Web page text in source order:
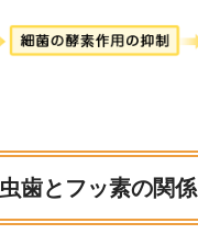
虫歯とフッ素の関係